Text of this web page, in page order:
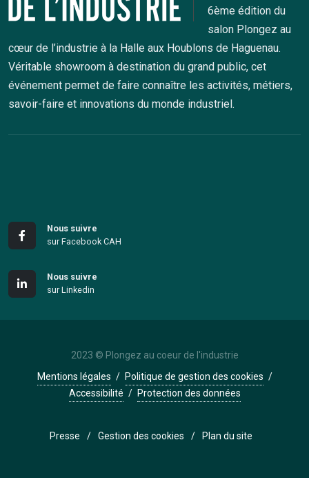
6ème édition du
salon Plongez au
cœur de l’industrie à la Halle aux Houblons de Haguenau.
Véritable showroom à destination du grand public, cet
événement permet de faire connaître les activités, métiers,
savoir-faire et innovations du monde industriel.
Nous suivre
sur Facebook CAH
Nous suivre
sur Linkedin
2023 © Plongez au coeur de l'industrie
Mentions légales / Politique de gestion des cookies /
Accessibilité / Protection des données
Presse / Gestion des cookies / Plan du site